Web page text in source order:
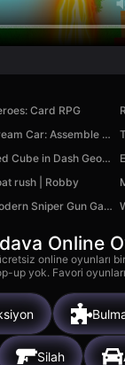
Card RPG
Dream Car: Assemble by Detail
Red Cube in Dash Geometry
rush | Robby
Modern Sniper Gun Game Sniper 3D
Online
online oyunları
yok. Favori
Silah